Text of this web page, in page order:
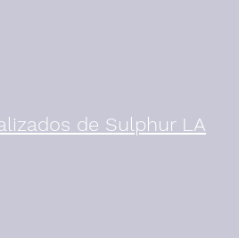
de Sulphur LA